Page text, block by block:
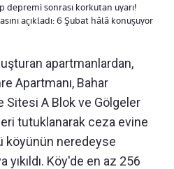
depremi sonrası korkutan uyarı!
açıkladı: 6 Şubat hâlâ konuşuyor
apartmanlardan,
Apartmanı, Bahar
Sitesi A Blok ve Gölgeler
tutuklanarak ceza evine
köyünün neredeyse
yıkıldı. Köy'de en az 256